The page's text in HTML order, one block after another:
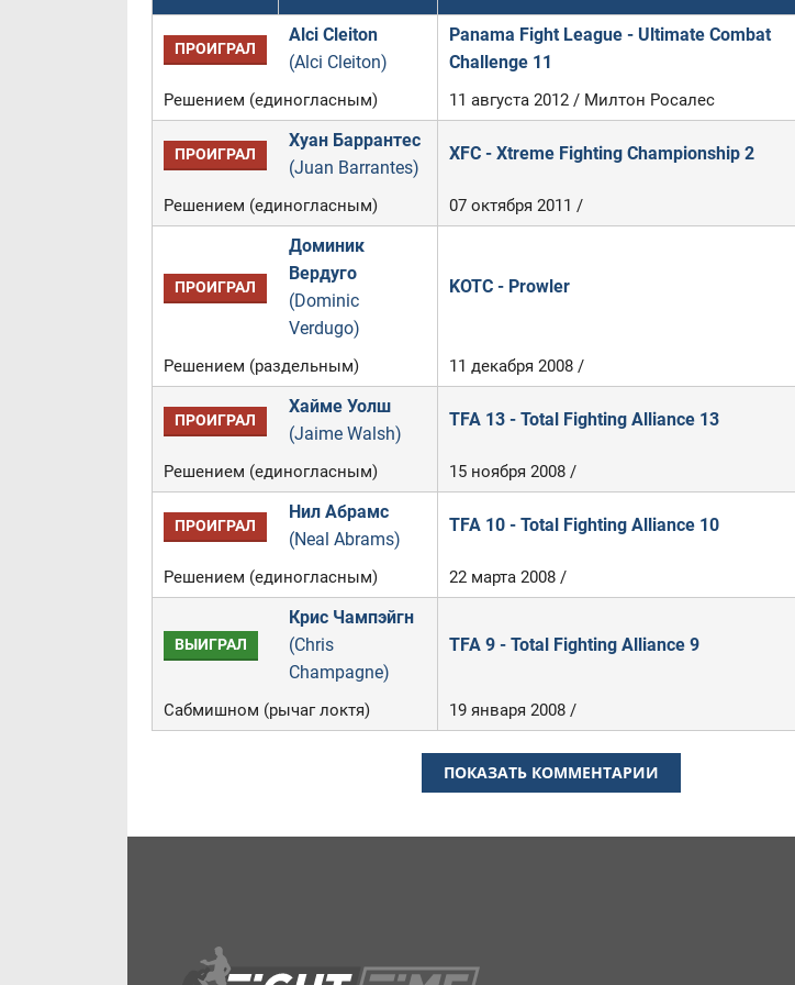
ПРОИГРАЛ
Alci Cleiton
(Alci Cleiton)
Panama Fight League - Ultimate Combat
Challenge 11
Решением (единогласным) 11 августа 2012 / Милтон Росалес
ПРОИГРАЛ
Хуан Баррантес
(Juan Barrantes)
XFC - Xtreme Fighting Championship 2
Решением (единогласным) 07 октября 2011 /
ПРОИГРАЛ
Доминик
Вердуго
(Dominic
Verdugo)
KOTC - Prowler
Решением (раздельным) 11 декабря 2008 /
ПРОИГРАЛ
Хайме Уолш
(Jaime Walsh)
TFA 13 - Total Fighting Alliance 13
Решением (единогласным) 15 ноября 2008 /
ПРОИГРАЛ
Нил Абрамс
(Neal Abrams)
TFA 10 - Total Fighting Alliance 10
Решением (единогласным) 22 марта 2008 /
ВЫИГРАЛ
Крис Чампэйгн
(Chris
Champagne)
TFA 9 - Total Fighting Alliance 9
Сабмишном (рычаг локтя) 19 января 2008 /
ПОКАЗАТЬ КОММЕНТАРИИ